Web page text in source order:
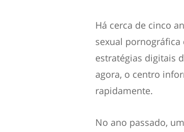
Há cerca de cinco
sexual
estratégias digitais
agora, o centro
rapidamente.
No ano passado,